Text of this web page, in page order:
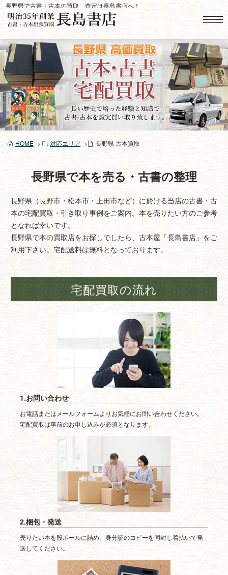
コ
ン
ツ
へ
ス
キ
ッ
プ
長野県で古書・古本の買取、査定は長島書店へ！
HOME 対応エリア 長野県 古本買取
長野県で本を売る・古書の整理
長野県（長野市・松本市・上田市など）に於ける当店の古書・古
本の宅配買取・引き取り事例をご案内。本を売りたい方のご参考
となれば幸いです。
長野県で本の買取店をお探しでしたら、古本屋「長島書店」をご
利用下さい。宅配送料は無料となっております。
宅配買取の流れ
1.お問い合わせ
お電話またはメールフォームよりお気軽にお問い合わせください。
宅配買取は事前のお申し込みが必須となります。
2.梱包・発送
売りたい本を段ボールに詰め、身分証のコピーを同封し着払いで発
送してください。